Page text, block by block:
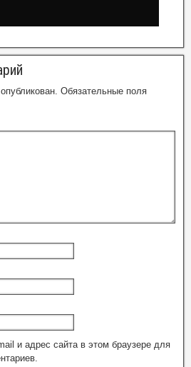
Обязательные поля
и адрес сайта в этом браузере для